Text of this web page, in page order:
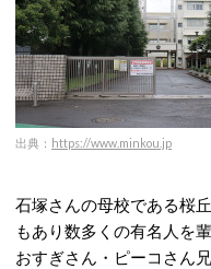
出典： https://www.minkou.jp
石塚さんの母校である桜
もあり数多くの有名人を
おすぎさん・ピーコさん